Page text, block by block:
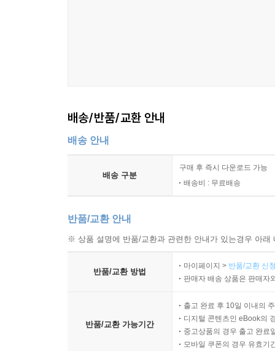
배송/반품/교환 안내
배송 안내
배송 구분
구매 후 즉시 다운로드 가능
배송비 : 무료배송
반품/교환 안내
※ 상품 설명에 반품/교환과 관련한 안내가 있는경우 아
반품/교환 방법
마이페이지 > 반품/교환 신
판매자 배송 상품은 판매자
반품/교환 가능기간
출고 완료 후 10일 이내의
디지털 콘텐츠인 eBook의
중고상품의 경우 출고 완료
모바일 쿠폰의 경우 유효기